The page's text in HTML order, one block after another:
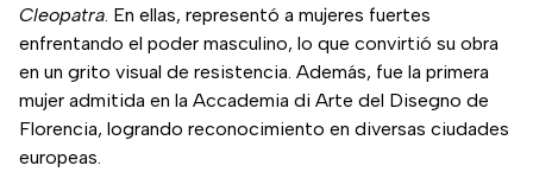
Cleopatra. En ellas, representó a mujeres fuertes
enfrentando el poder masculino, lo que convirtió su obra
en un grito visual de resistencia. Además, fue la primera
mujer admitida en la Accademia di Arte del Disegno de
Florencia, logrando reconocimiento en diversas ciudades
europeas.